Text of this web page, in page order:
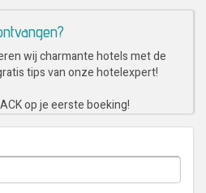
wij charmante hotels met de
tips van onze hotelexpert!
op je eerste boeking!